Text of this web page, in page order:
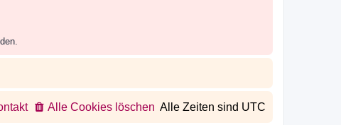
Alle Zeiten sind UTC
Alle Cookies löschen